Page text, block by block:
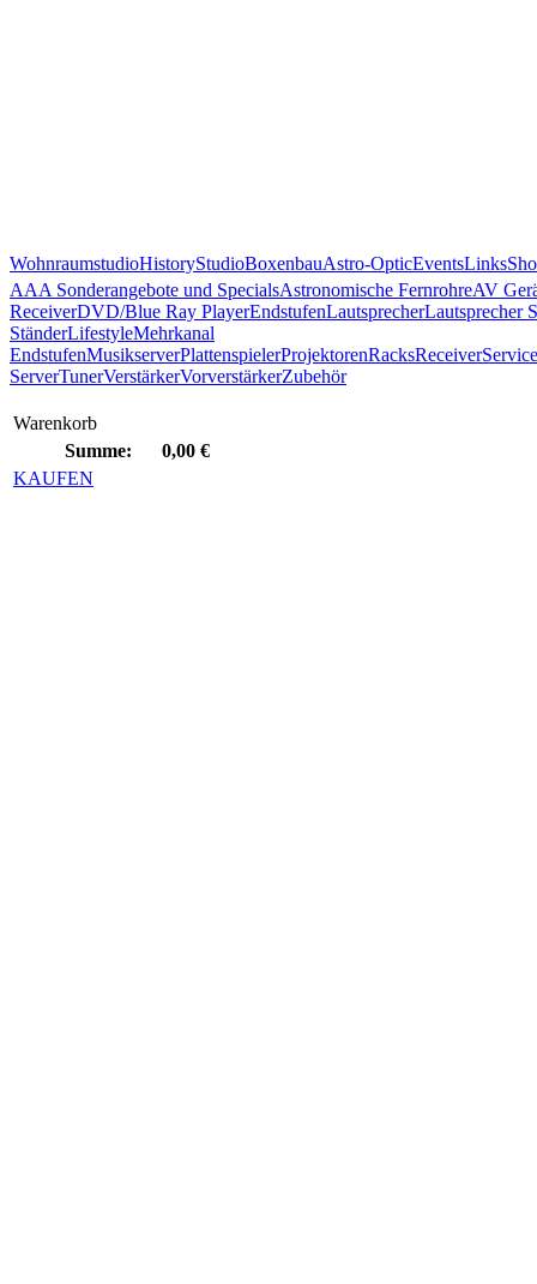
WohnraumstudioHistoryStudioBoxenbauAstro-OpticEventsLinks
AAA Sonderangebote und SpecialsAstronomische FernrohreAV
ReceiverDVD/Blue Ray PlayerEndstufenLautsprecherLautsprecher
StänderLifestyleMehrkanal
EndstufenMusikserverPlattenspielerProjektorenRacksReceiverService
ServerTunerVerstärkerVorverstärkerZubehör
Warenkorb
Summe:
0,00 €
KAUFEN